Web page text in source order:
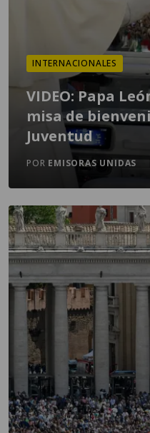
INTERNACIONALES
VIDEO: Papa
misa de
Juventud
POR EMISORAS UNIDAS